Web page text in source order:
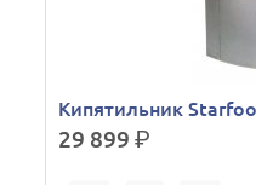
Кипятильник
29 899р.